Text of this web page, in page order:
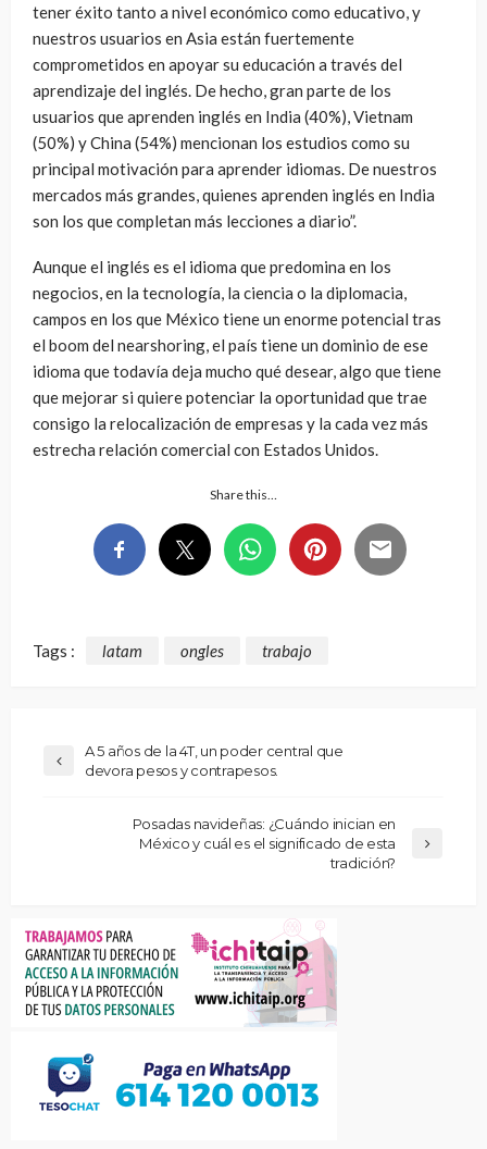
tener éxito tanto a nivel económico como educativo, y
nuestros usuarios en Asia están fuertemente
comprometidos en apoyar su educación a través del
aprendizaje del inglés. De hecho, gran parte de los
usuarios que aprenden inglés en India (40%), Vietnam
(50%) y China (54%) mencionan los estudios como su
principal motivación para aprender idiomas. De nuestros
mercados más grandes, quienes aprenden inglés en India
son los que completan más lecciones a diario”.
Aunque el inglés es el idioma que predomina en los
negocios, en la tecnología, la ciencia o la diplomacia,
campos en los que México tiene un enorme potencial tras
el boom del nearshoring, el país tiene un dominio de ese
idioma que todavía deja mucho qué desear, algo que tiene
que mejorar si quiere potenciar la oportunidad que trae
consigo la relocalización de empresas y la cada vez más
estrecha relación comercial con Estados Unidos.
Share this…
Tags : latam ongles trabajo
A 5 años de la 4T, un poder central que
devora pesos y contrapesos.
Posadas navideñas: ¿Cuándo inician en
México y cuál es el significado de esta
tradición?